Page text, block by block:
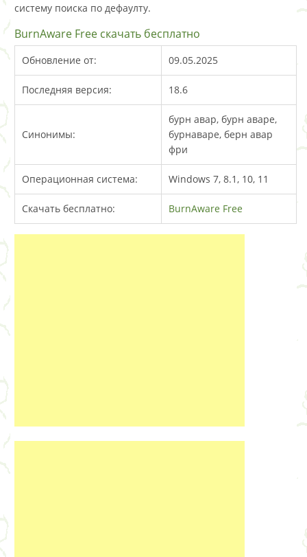
систему поиска по дефаулту.
BurnAware Free скачать бесплатно
Обновление от: 09.05.2025
Последняя версия: 18.6
Синонимы:
бурн авар, бурн аваре,
бурнаваре, берн авар
фри
Операционная система: Windows 7, 8.1, 10, 11
Скачать бесплатно: BurnAware Free